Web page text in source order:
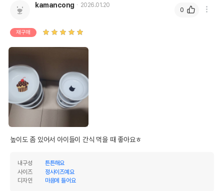
kamancong 2026.01.20
재구매
높이도 좀 있어서 아이들이 간식 먹을 때 좋아요ㅎ
내구성
튼튼해요
사이즈
정사이즈예요
디자인
마음에 들어요
0